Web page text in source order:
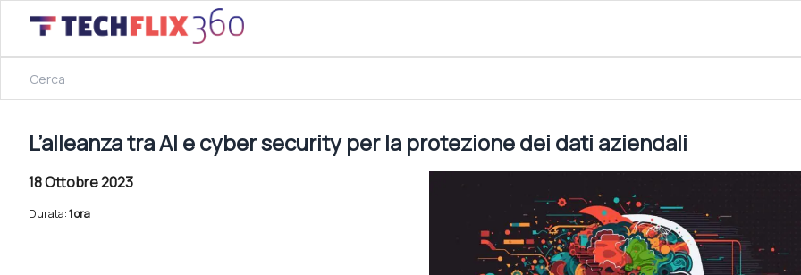
L’alleanza tra AI e cyber security per la protezione dei dati aziendali
L’alleanza tra AI e cyber security per la protezione dei dati aziendali
18 Ottobre 2023
Durata:1 ora